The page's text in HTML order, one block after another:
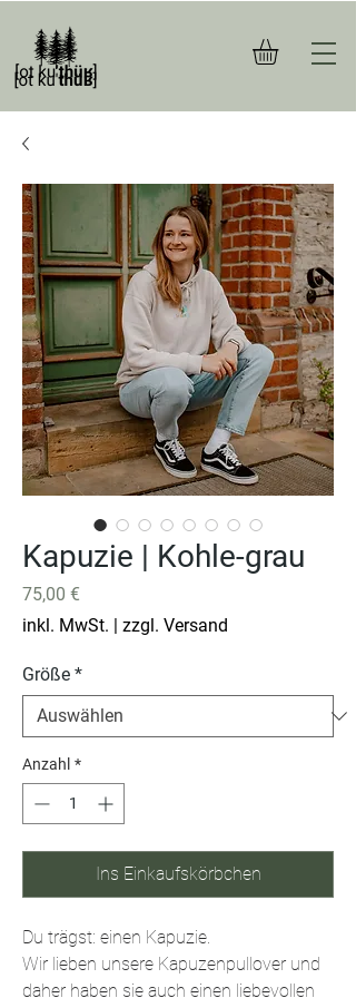
Kapuzie | Kohle-grau
75,00 €
inkl. MwSt. | zzgl. Versand
Größe *
Anzahl *
Ins Einkaufskörbchen
Du trägst: einen Kapuzie.
Wir lieben unsere Kapuzenpullover und
daher haben sie auch einen liebevollen